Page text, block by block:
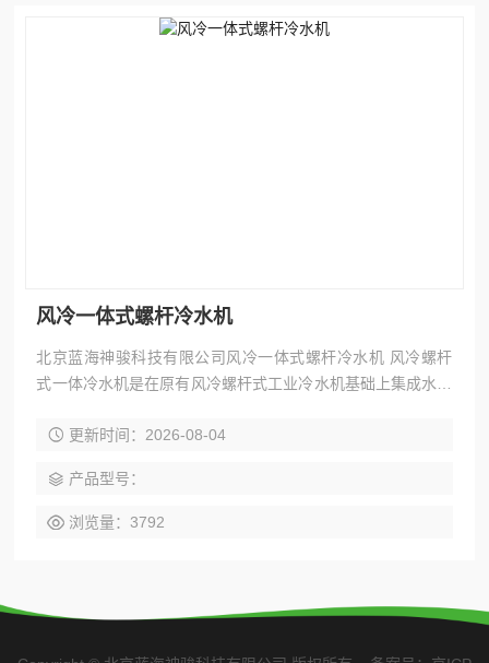
风冷一体式螺杆冷水机
北京蓝海神骏科技有限公司风冷一体式螺杆冷水机 风冷螺杆
式一体冷水机是在原有风冷螺杆式工业冷水机基础上集成水箱
更新时间：2026-08-04
产品型号：
浏览量：3792